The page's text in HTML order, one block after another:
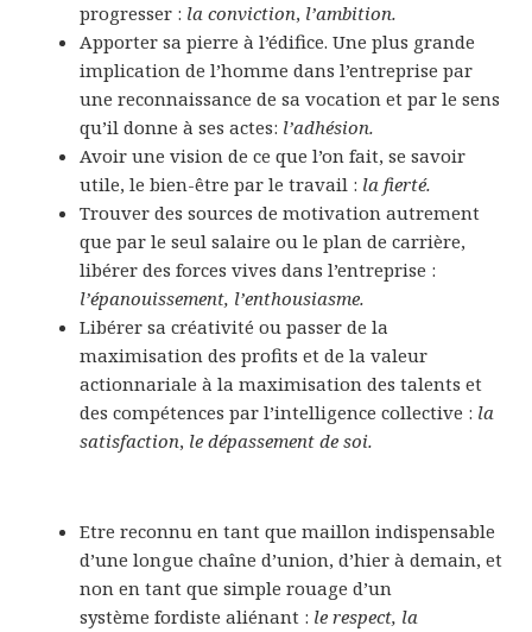
progresser : la conviction, l’ambition.
Apporter sa pierre à l’édifice. Une plus grande
implication de l’homme dans l’entreprise par
une reconnaissance de sa vocation et par le sens
qu’il donne à ses actes: l’adhésion.
Avoir une vision de ce que l’on fait, se savoir
utile, le bien-être par le travail : la fierté.
Trouver des sources de motivation autrement
que par le seul salaire ou le plan de carrière,
libérer des forces vives dans l’entreprise :
l’épanouissement, l’enthousiasme.
Libérer sa créativité ou passer de la
maximisation des profits et de la valeur
actionnariale à la maximisation des talents et
des compétences par l’intelligence collective : la
satisfaction, le dépassement de soi.
Etre reconnu en tant que maillon indispensable
d’une longue chaîne d’union, d’hier à demain, et
non en tant que simple rouage d’un
système fordiste aliénant : le respect, la